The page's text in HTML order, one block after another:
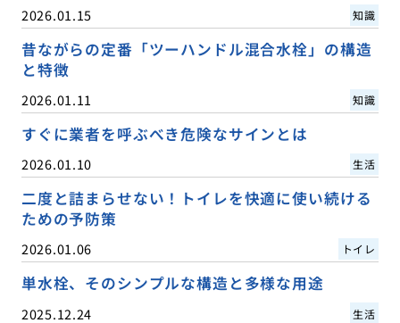
2026.01.15 知識
昔ながらの定番「ツーハンドル混合水栓」の構造
と特徴
2026.01.11 知識
すぐに業者を呼ぶべき危険なサインとは
2026.01.10 生活
二度と詰まらせない！トイレを快適に使い続ける
ための予防策
2026.01.06 トイレ
単水栓、そのシンプルな構造と多様な用途
2025.12.24 生活